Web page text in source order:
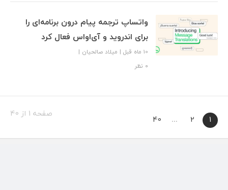
واتساپ ترجمه پیام درون برنامه‌ای را
برای اندروید و آی‌او‌اس فعال کرد
10 ماه قبل | میلاد صالحیان |
۰ نظر
1
2
…
40 صفحه 1 از 40